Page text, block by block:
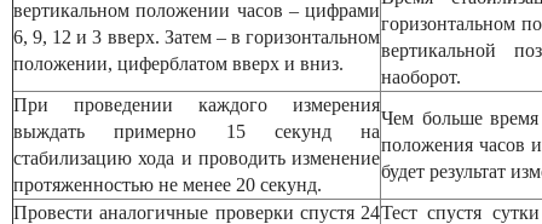
вертикальном положении часов – цифрами
6, 9, 12 и 3 вверх. Затем – в горизонтальном
положении, циферблатом вверх и вниз.
горизонтальном
вертикальной
наоборот.
При проведении каждого измерения
выждать примерно 15 секунд на
стабилизацию хода и проводить изменение
протяженностью не менее 20 секунд.
Чем больше
положения часов
будет результат
Провести аналогичные проверки спустя 24Тест спустя